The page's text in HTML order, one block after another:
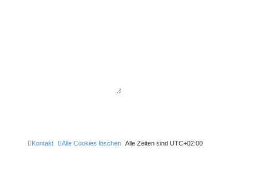
Alle Zeiten sind UTC+02:00
Alle Cookies löschen
Kontakt